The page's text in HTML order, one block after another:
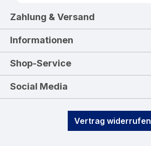
Zahlung & Versand
Informationen
Shop-Service
Social Media
Vertrag widerrufen